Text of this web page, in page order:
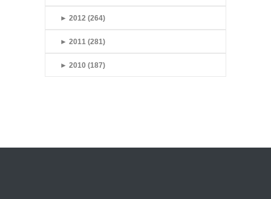
► 2012 (264)
► 2011 (281)
► 2010 (187)